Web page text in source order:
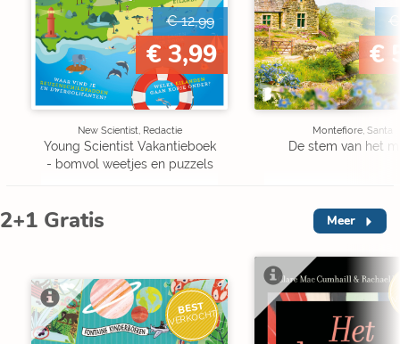
€ 12,99
€ 3,99
New Scientist, Redactie
Young Scientist Vakantieboek
- bomvol weetjes en puzzels
€
€
Montefiore, Santa
De stem van het
2+1 Gratis Meer
BEST
VERKOCHT